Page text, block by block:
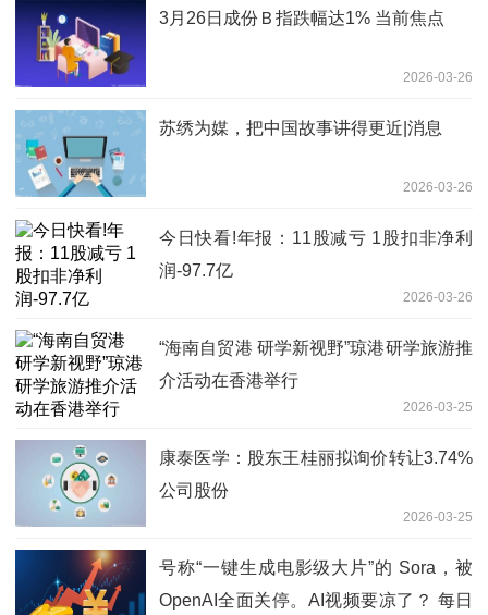
3月26日成份Ｂ指跌幅达1% 当前焦点
2026-03-26
苏绣为媒，把中国故事讲得更近|消息
2026-03-26
今日快看!年报：11股减亏 1股扣非净利
润-97.7亿
2026-03-26
“海南自贸港 研学新视野”琼港研学旅游推
介活动在香港举行
2026-03-25
康泰医学：股东王桂丽拟询价转让3.74%
公司股份
2026-03-25
号称“一键生成电影级大片”的 Sora，被
OpenAI全面关停。AI视频要凉了？ 每日